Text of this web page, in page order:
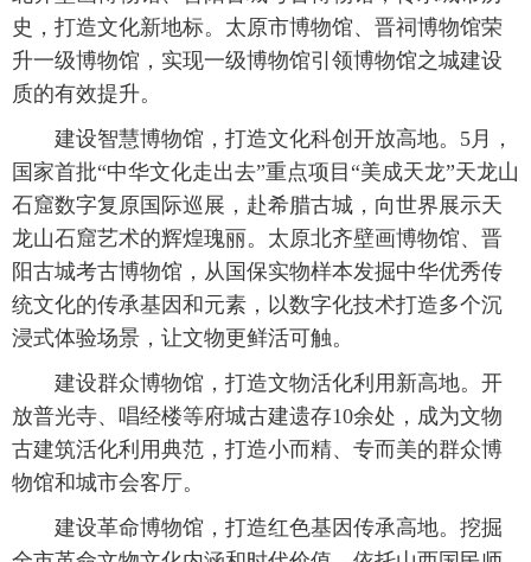
史，打造文化新地标。太原市博物馆、晋祠博物馆荣
升一级博物馆，实现一级博物馆引领博物馆之城建设
质的有效提升。
建设智慧博物馆，打造文化科创开放高地。5月，
国家首批“中华文化走出去”重点项目“美成天龙”天龙山
石窟数字复原国际巡展，赴希腊古城，向世界展示天
龙山石窟艺术的辉煌瑰丽。太原北齐壁画博物馆、晋
阳古城考古博物馆，从国保实物样本发掘中华优秀传
统文化的传承基因和元素，以数字化技术打造多个沉
浸式体验场景，让文物更鲜活可触。
建设群众博物馆，打造文物活化利用新高地。开
放普光寺、唱经楼等府城古建遗存10余处，成为文物
古建筑活化利用典范，打造小而精、专而美的群众博
物馆和城市会客厅。
建设革命博物馆，打造红色基因传承高地。挖掘